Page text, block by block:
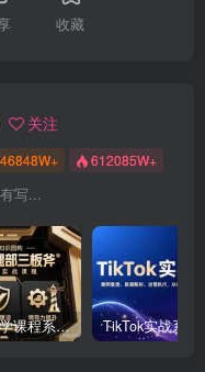
收藏
关注
612085W+
写...
团队管理必学课程系列，阿里巴巴“腿部三板斧”